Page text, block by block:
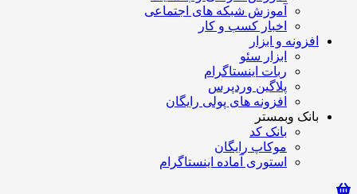
آموزش شبکه های اجتماعی
اخبار کسب و کار
افزونه و ابزار
ابزار سئو
ربات اینستاگرام
پلاگین وردپرس
افزونه های پولی رایگان
بانک وبمستر
بانک کد
موکاپ رایگان
استوری آماده اینستاگرام